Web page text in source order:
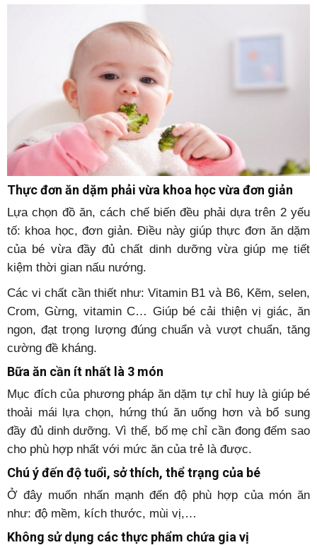
Thực đơn ăn dặm phải vừa khoa học vừa đơn giản
Lựa chọn đồ ăn, cách chế biến đều phải dựa trên 2 yếu
tố: khoa học, đơn giản. Điều này giúp thực đơn ăn dặm
của bé vừa đầy đủ chất dinh dưỡng vừa giúp mẹ tiết
kiệm thời gian nấu nướng.
Các vi chất cần thiết như: Vitamin B1 và B6, Kẽm, selen,
Crom, Gừng, vitamin C… Giúp bé cải thiện vị giác, ăn
ngon, đạt trọng lượng đúng chuẩn và vượt chuẩn, tăng
cường đề kháng.
Bữa ăn cần ít nhất là 3 món
Mục đích của phương pháp ăn dặm tự chỉ huy là giúp bé
thoải mái lựa chọn, hứng thú ăn uống hơn và bổ sung
đầy đủ dinh dưỡng. Vì thế, bố mẹ chỉ cần đong đếm sao
cho phù hợp nhất với mức ăn của trẻ là được.
Chú ý đến độ tuổi, sở thích, thể trạng của bé
Ở đây muốn nhấn mạnh đến độ phù hợp của món ăn
như: độ mềm, kích thước, mùi vị,…
Không sử dụng các thực phẩm chứa gia vị